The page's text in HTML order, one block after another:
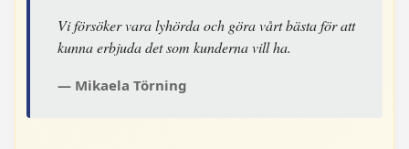
Vi försöker vara lyhörda och göra vårt bästa för att
kunna erbjuda det som kunderna vill ha.
Mikaela Törning